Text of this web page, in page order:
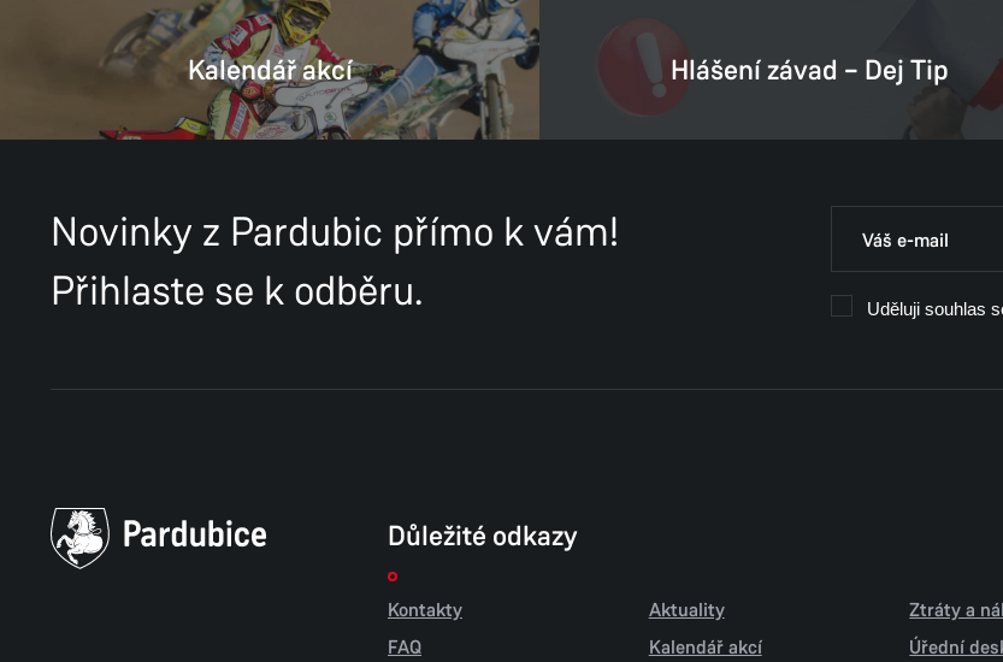
Kalendář akcí Hlášení závad – Dej Tip
Novinky z Pardubic přímo k vám!
Přihlaste se k odběru.
Uděluji souhlas
Důležité odkazy
Kontakty
FAQ
Aktuality
Kalendář akcí
Ztráty a
Úřední